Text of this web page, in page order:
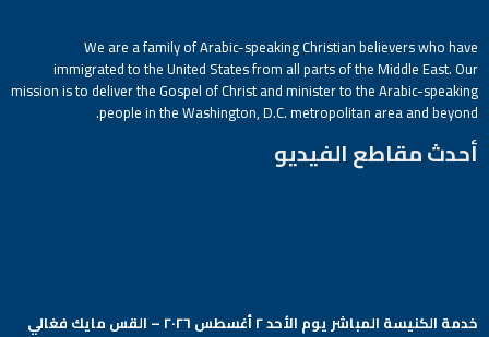
We are a family of Arabic-speaking Christian believers who have
immigrated to the United States from all parts of the Middle East. Our
mission is to deliver the Gospel of Christ and minister to the Arabic-speaking
people in the Washington, D.C. metropolitan area and beyond.
أحدث مقاطع الفيديو
خدمة الكنيسة المباشر يوم الأحد ٢ أغسطس ٢٠٢٦ – القس مايك فغالي